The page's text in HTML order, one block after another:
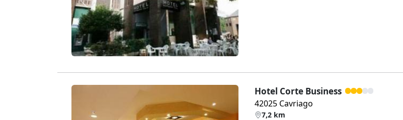
Zurück
Hotel Corte Business
42025 Cavriago
7,2 km